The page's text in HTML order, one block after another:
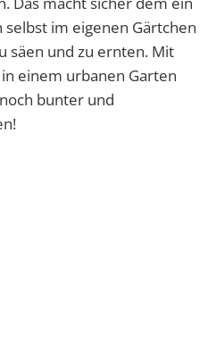
im eigenen Gärtchen
säen und zu ernten. Mit
einem urbanen Garten
bunter und